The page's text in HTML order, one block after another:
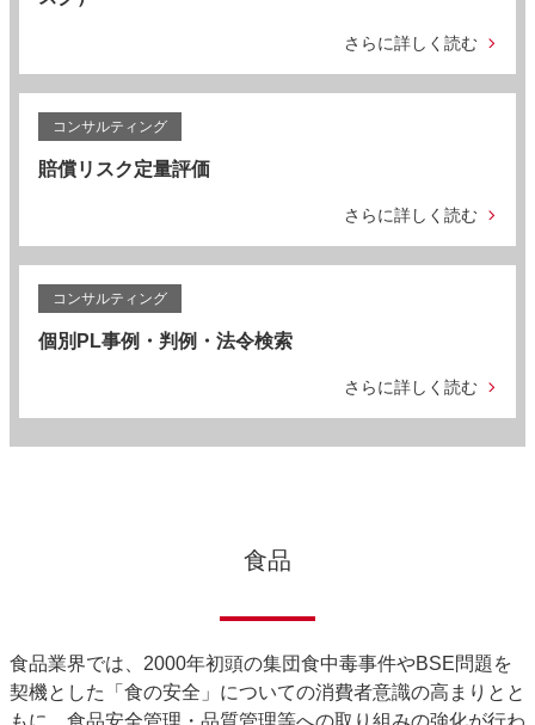
さらに詳しく読む
コンサルティング
賠償リスク定量評価
さらに詳しく読む
コンサルティング
個別PL事例・判例・法令検索
さらに詳しく読む
食品
食品業界では、2000年初頭の集団食中毒事件やBSE問題を
契機とした「食の安全」についての消費者意識の高まりとと
もに、食品安全管理・品質管理等への取り組みの強化が行わ